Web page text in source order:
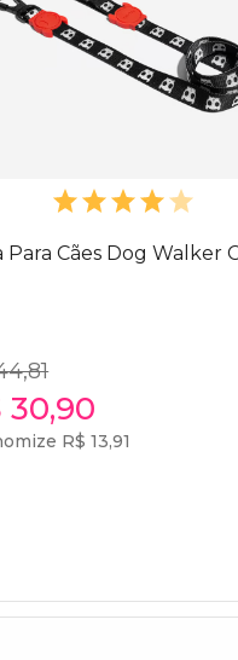
Para Cães Dog Walker
30,90
R$ 13,91